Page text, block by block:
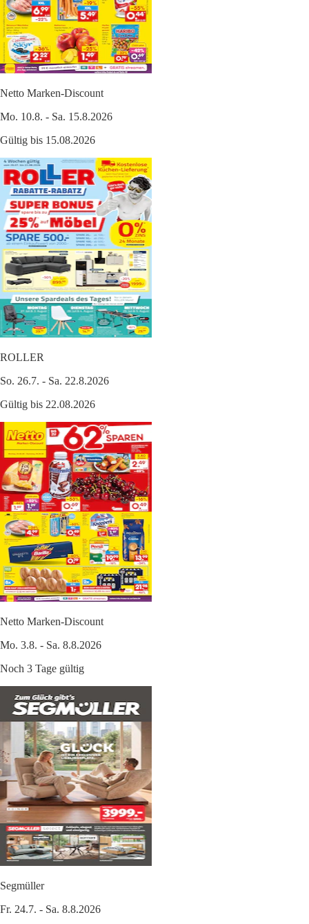
Netto Marken-Discount
Mo. 10.8. - Sa. 15.8.2026
Gültig bis 15.08.2026
ROLLER
So. 26.7. - Sa. 22.8.2026
Gültig bis 22.08.2026
Netto Marken-Discount
Mo. 3.8. - Sa. 8.8.2026
Noch 3 Tage gültig
Segmüller
Fr. 24.7. - Sa. 8.8.2026